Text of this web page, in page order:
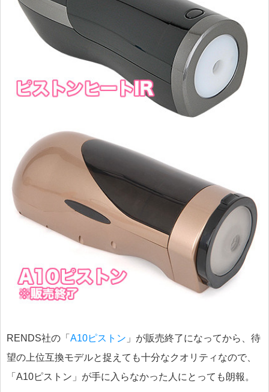
RENDS社の「 A10ピストン 」が販売終了になってから、待
望の上位互換モデルと捉えても十分なクオリティなので、
「A10ピストン」が手に入らなかった人にとっても朗報。